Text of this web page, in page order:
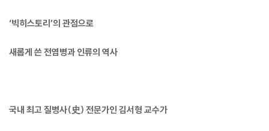
‘빅히스토리’의 관점으로
새롭게 쓴 전염병과 인류의 역사
국내 최고 질병사(史) 전문가인 김서형 교수가